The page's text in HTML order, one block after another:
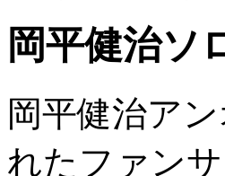
岡平健治ソ
岡平健治ア
れたファン